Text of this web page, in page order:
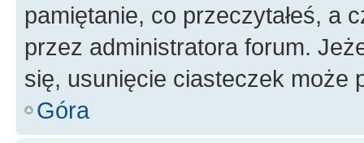
pamiętanie, co przeczytałeś, a
przez administratora forum.
się, usunięcie ciasteczek może
Góra